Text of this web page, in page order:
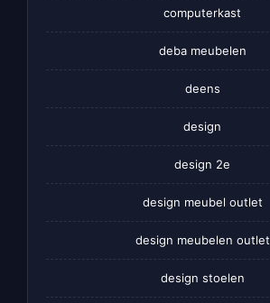
computerkast
deba meubelen
deens
design
design 2e
design meubel outlet
design meubelen outlet
design stoelen